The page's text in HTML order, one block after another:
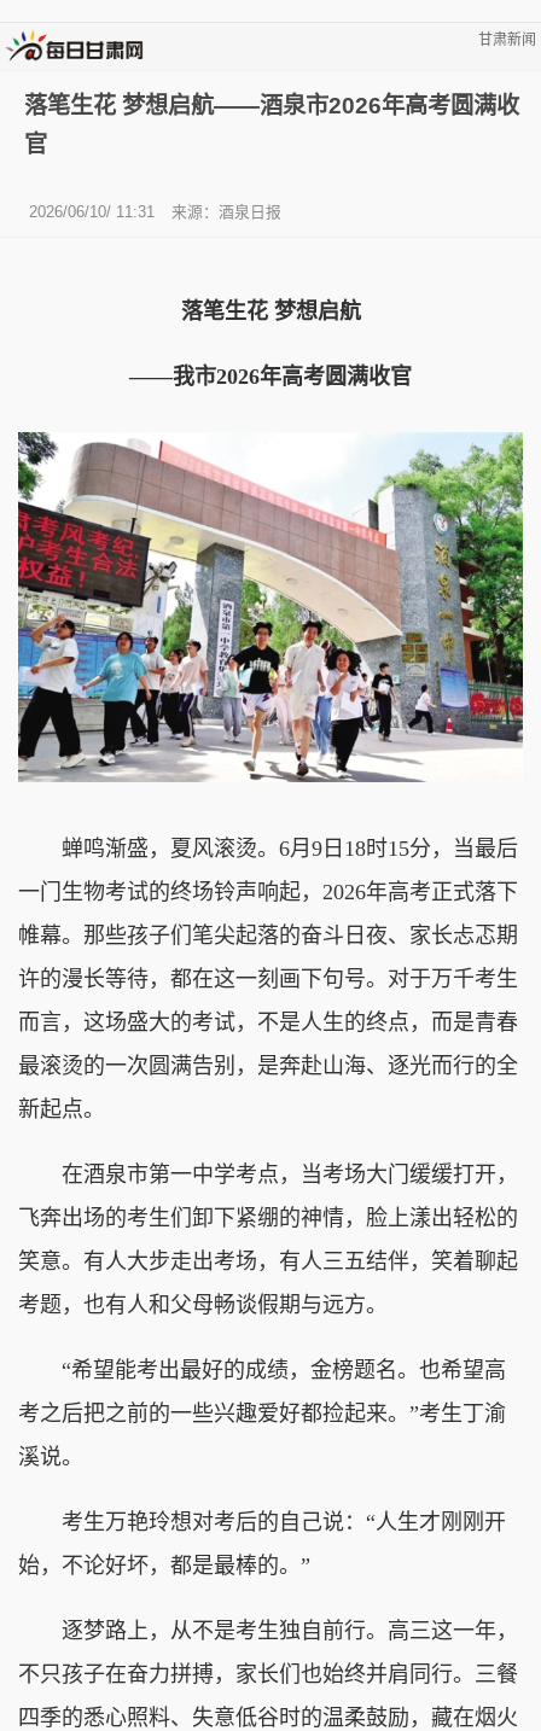
甘肃新闻
落笔生花 梦想启航——酒泉市2026年高考圆满收
官
2026/06/10/ 11:31 来源：酒泉日报
落笔生花 梦想启航
——我市2026年高考圆满收官
蝉鸣渐盛，夏风滚烫。6月9日18时15分，当最后
一门生物考试的终场铃声响起，2026年高考正式落下
帷幕。那些孩子们笔尖起落的奋斗日夜、家长忐忑期
许的漫长等待，都在这一刻画下句号。对于万千考生
而言，这场盛大的考试，不是人生的终点，而是青春
最滚烫的一次圆满告别，是奔赴山海、逐光而行的全
新起点。
在酒泉市第一中学考点，当考场大门缓缓打开，
飞奔出场的考生们卸下紧绷的神情，脸上漾出轻松的
笑意。有人大步走出考场，有人三五结伴，笑着聊起
考题，也有人和父母畅谈假期与远方。
“希望能考出最好的成绩，金榜题名。也希望高
考之后把之前的一些兴趣爱好都捡起来。”考生丁渝
溪说。
考生万艳玲想对考后的自己说：“人生才刚刚开
始，不论好坏，都是最棒的。”
逐梦路上，从不是考生独自前行。高三这一年，
不只孩子在奋力拼搏，家长们也始终并肩同行。三餐
四季的悉心照料、失意低谷时的温柔鼓励，藏在烟火